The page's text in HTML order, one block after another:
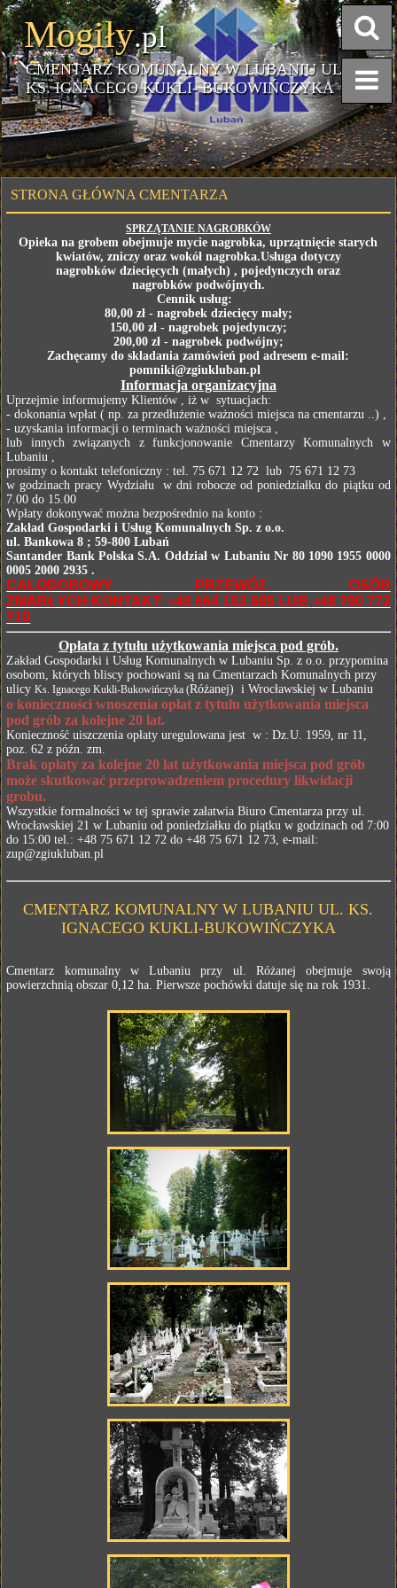
Mogiły.pl
CMENTARZ KOMUNALNY W LUBANIU UL.
KS. IGNACEGO KUKLI- BUKOWIŃCZYKA
STRONA GŁÓWNA CMENTARZA
SPRZĄTANIE NAGROBKÓW
Opieka na grobem obejmuje mycie nagrobka, uprzątnięcie starych
kwiatów, zniczy oraz wokół nagrobka.Usługa dotyczy
nagrobków dziecięcych (małych) , pojedynczych oraz
nagrobków podwójnych.
Cennik usług:
80,00 zł - nagrobek dziecięcy mały;
150,00 zł - nagrobek pojedynczy;
200,00 zł - nagrobek podwójny;
Zachęcamy do składania zamówień pod adresem e-mail:
pomniki@zgiukluban.pl
Informacja organizacyjna
Uprzejmie informujemy Klientów , iż w sytuacjach:
- dokonania wpłat ( np. za przedłużenie ważności miejsca na cmentarzu ..) ,
- uzyskania informacji o terminach ważności miejsca ,
lub innych związanych z funkcjonowanie Cmentarzy Komunalnych w
Lubaniu ,
prosimy o kontakt telefoniczny : tel. 75 671 12 72 lub 75 671 12 73
w godzinach pracy Wydziału w dni robocze od poniedziałku do piątku od
7.00 do 15.00
Wpłaty dokonywać można bezpośrednio na konto :
Zakład Gospodarki i Usług Komunalnych Sp. z o.o.
ul. Bankowa 8 ; 59-800 Lubań
Santander Bank Polska S.A. Oddział w Lubaniu Nr 80 1090 1955 0000
0005 2000 2935 .
CAŁODOBOWY PRZEWÓZ OSÓB
ZMARŁYCH KONTAKT: +48 664 153 695 LUB +48 790 772
710
Opłata z tytułu użytkowania miejsca pod grób.
Zakład Gospodarki i Usług Komunalnych w Lubaniu Sp. z o.o. przypomina
osobom, których bliscy pochowani są na Cmentarzach Komunalnych przy
ulicyKs. Ignacego Kukli-Bukowińczyka (Różanej) i Wrocławskiej w Lubaniu
o konieczności wnoszenia opłat z tytułu użytkowania miejsca
pod grób za kolejne 20 lat.
Konieczność uiszczenia opłaty uregulowana jest w : Dz.U. 1959, nr 11,
poz. 62 z późn. zm.
Brak opłaty za kolejne 20 lat użytkowania miejsca pod grób
może skutkować przeprowadzeniem procedury likwidacji
grobu.
Wszystkie formalności w tej sprawie załatwia Biuro Cmentarza przy ul.
Wrocławskiej 21 w Lubaniu od poniedziałku do piątku w godzinach od 7:00
do 15:00 tel.: +48 75 671 12 72 do +48 75 671 12 73, e-mail:
zup@zgiukluban.pl
CMENTARZ KOMUNALNY W LUBANIU UL. KS.
IGNACEGO KUKLI-BUKOWIŃCZYKA
Cmentarz komunalny w Lubaniu przy ul. Różanej obejmuje swoją
powierzchnią obszar 0,12 ha. Pierwsze pochówki datuje się na rok 1931.